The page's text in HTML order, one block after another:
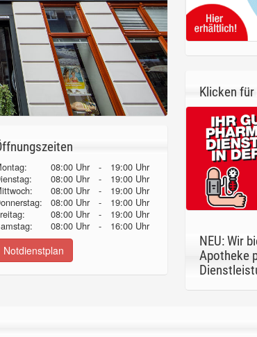
08:00 Uhr -
19:00 Uhr
08:00 Uhr -
19:00 Uhr
08:00 Uhr -
19:00 Uhr
08:00 Uhr -
19:00 Uhr
08:00 Uhr -
19:00 Uhr
08:00 Uhr - 16:00 Uhr
Notdienstplan
Klicken
NEU: Wir
Apotheke